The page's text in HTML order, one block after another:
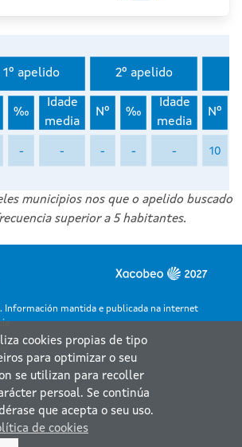
1º apelido 2º apelido
‰
Idade
media
Nº ‰
Idade
media
Nº
- - - - - 10
municipios nos que o apelido buscado
superior a 5 habitantes.
Información mantida e publicada na internet
cookies propias de tipo
para optimizar o seu
se utilizan para recoller
persoal. Se continúa
que acepta o seu uso.
de cookies